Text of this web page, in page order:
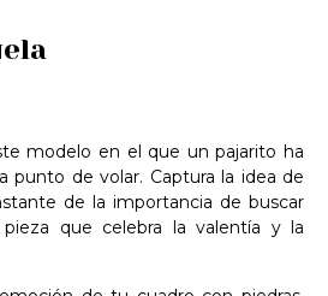
modelo en el que un pajarito ha
punto de volar. Captura la idea de
de la importancia de buscar
que celebra la valentía y la